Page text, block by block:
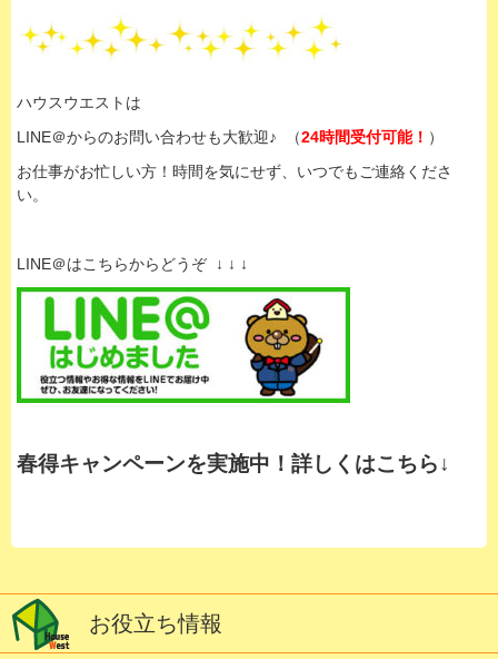
ハウスウエストは
LINE＠からのお問い合わせも大歓迎♪ （24時間受付可能！ ）
お仕事がお忙しい方！時間を気にせず、いつでもご連絡くださ
い。
LINE＠はこちらからどうぞ ↓ ↓ ↓
春得キャンペーンを実施中！詳しくはこちら↓
お役立ち情報